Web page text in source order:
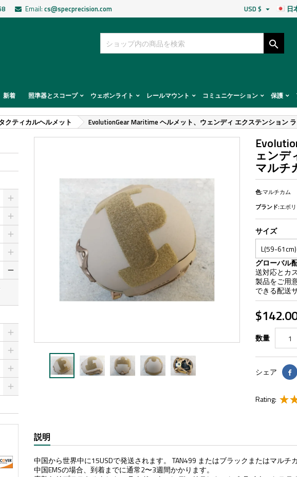
Email: cs@specprecision.com 日
USD $ 

新着 照準器とスコープ ウェポンライト レールマウント コミュニケーション 保護
クティカルヘルメット EvolutionGear Maritime ヘルメット、ウェンディ エクステンション
ェンデ
マルチ
色:マルチカム
ブランド:エボ
サイズ
グローバル
送対応とカ
製品をご用
できる配送
数量
シェア
Rating:
説明
中国から世界中に15USDで発送されます。 TAN499 またはブラックまたはマルチ
中国EMSの場合、到着までに通常2〜3週間かかります。